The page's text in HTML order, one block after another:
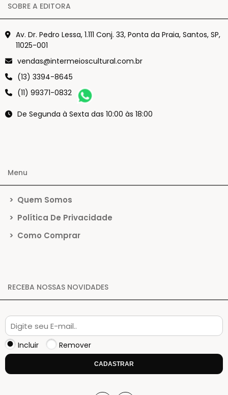
SOBRE A EDITORA
Av. Dr. Pedro Lessa, 1.111 Conj. 33, Ponta da Praia, Santos, SP,
11025-001
vendas@intermeioscultural.com.br
(13) 3394-8645
(11) 99371-0832
De Segunda à Sexta das 10:00 às 18:00
Menu
> Quem Somos
> Política De Privacidade
> Como Comprar
RECEBA NOSSAS NOVIDADES
Incluir Remover
CADASTRAR